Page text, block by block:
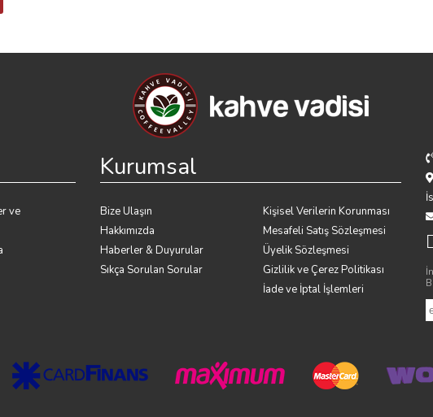
ve
Kurumsal
Bize Ulaşın
Hakkımızda
Haberler & Duyurular
Sıkça Sorulan Sorular
Kişisel Verilerin Korunması
Mesafeli Satış Sözleşmesi
Üyelik Sözleşmesi
Gizlilik ve Çerez Politikası
İade ve İptal İşlemleri